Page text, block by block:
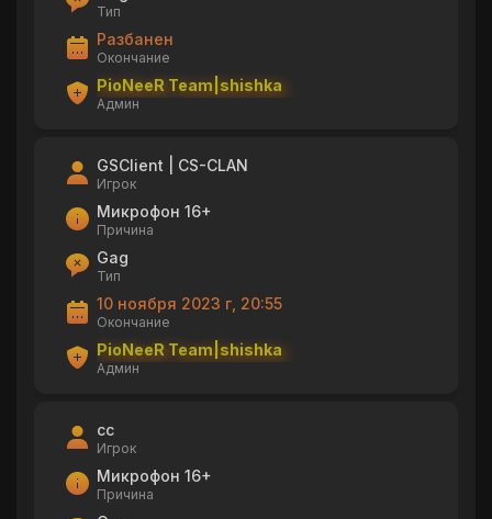
Тип
Разбанен
Окончание
PioNeeR Team|shishka
Админ
GSClient | CS-CLAN
Игрок
Микрофон 16+
Причина
Gag
Тип
10 ноября 2023 г, 20:55
Окончание
PioNeeR Team|shishka
Админ
cc
Игрок
Микрофон 16+
Причина